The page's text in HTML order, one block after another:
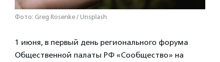
Фото: Greg Rosenke / Unsplash
1 июня, в первый день регионального форума
Общественной палаты РФ «Сообщество» на